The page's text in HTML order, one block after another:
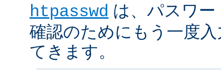
htpasswd は、パスワ
確認のためにもう一度
てきます。